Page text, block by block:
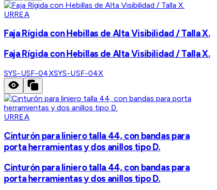
URREA
Faja Rígida con Hebillas de Alta Visibilidad / Talla X.
Faja Rígida con Hebillas de Alta Visibilidad / Talla X.
SYS-USF-04XSYS-USF-04X
URREA
Cinturón para liniero talla 44, con bandas para
porta herramientas y dos anillos tipo D.
Cinturón para liniero talla 44, con bandas para
porta herramientas y dos anillos tipo D.